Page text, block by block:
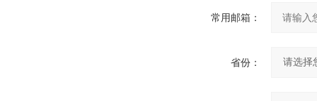
常用邮箱：
省份：